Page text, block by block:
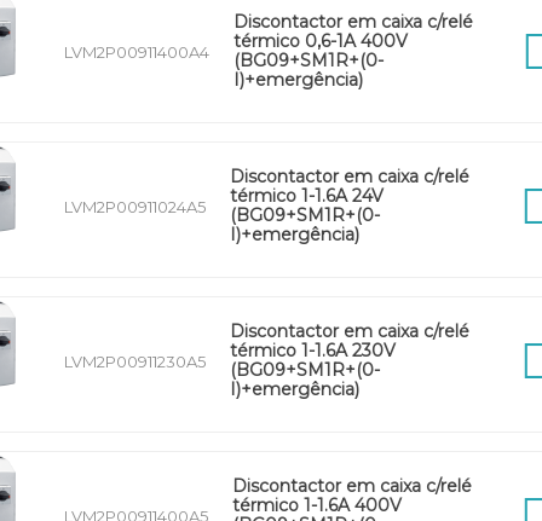
LVM2P00911400A4
Discontactor em caixa c/relé
térmico 0,6-1A 400V
(BG09+SM1R+(0-
I)+emergência)
LVM2P00911024A5
Discontactor em caixa c/relé
térmico 1-1.6A 24V
(BG09+SM1R+(0-
I)+emergência)
LVM2P00911230A5
Discontactor em caixa c/relé
térmico 1-1.6A 230V
(BG09+SM1R+(0-
I)+emergência)
LVM2P00911400A5
Discontactor em caixa c/relé
térmico 1-1.6A 400V